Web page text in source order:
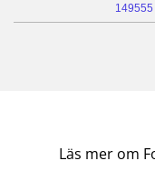
149555
Läs mer om